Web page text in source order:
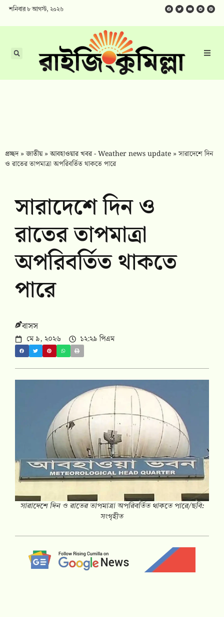
শনিবার ৮ আগস্ট, ২০২৬
প্রচ্ছদ»জাতীয়»আবহাওয়ার খবর - Weather news update »সারাদেশে দিন
ও রাতের তাপমাত্রা অপরিবর্তিত থাকতে পারে
সারাদেশে দিন ও
রাতের তাপমাত্রা
অপরিবর্তিত থাকতে
পারে
বাসস
মে ৯, ২০২৬ ১২:২৯ পিএম
সারাদেশে দিন ও রাতের তাপমাত্রা অপরিবর্তিত থাকতে পারে/ছবি:
সংগৃহীত